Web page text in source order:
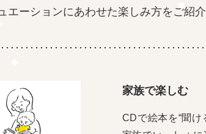
エーションにあわせた楽しみ方をご紹介
家族で楽しむ
CDで絵本を“聞け